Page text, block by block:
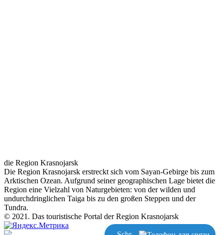
die Region Krasnojarsk
Die Region Krasnojarsk erstreckt sich vom Sayan-Gebirge bis zum
Arktischen Ozean. Aufgrund seiner geographischen Lage bietet die
Region eine Vielzahl von Naturgebieten: von der wilden und
undurchdringlichen Taiga bis zu den großen Steppen und der
Tundra.
© 2021. Das touristische Portal der Region Krasnojarsk